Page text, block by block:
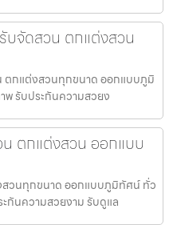
จัดสวน ตกแต่งสวน
กแต่งสวนทุกขนาด ออกแบบภูมิ
พ รับประกันความสวยง
ตกแต่งสวน ออกแบบ
สวนทุกขนาด ออกแบบภูมิทัศน์ ทั่ว
กันความสวยงาม รับดูแล